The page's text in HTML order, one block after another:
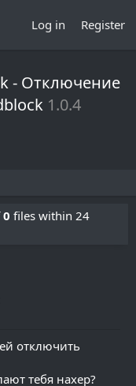
Log in Register
- Отключение
1.0.4
0 files within 24
отключить
тебя нахер?